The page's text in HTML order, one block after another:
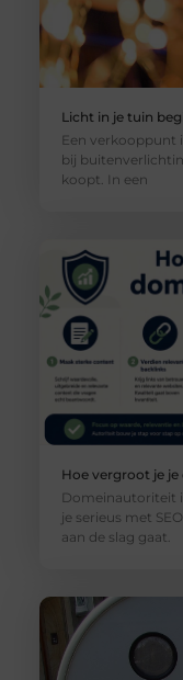
Licht in je tuin
Een verkooppunt
bij
koopt. In een
Hoe vergroot je
Domeinautoriteit
je serieus met
aan de slag gaat.